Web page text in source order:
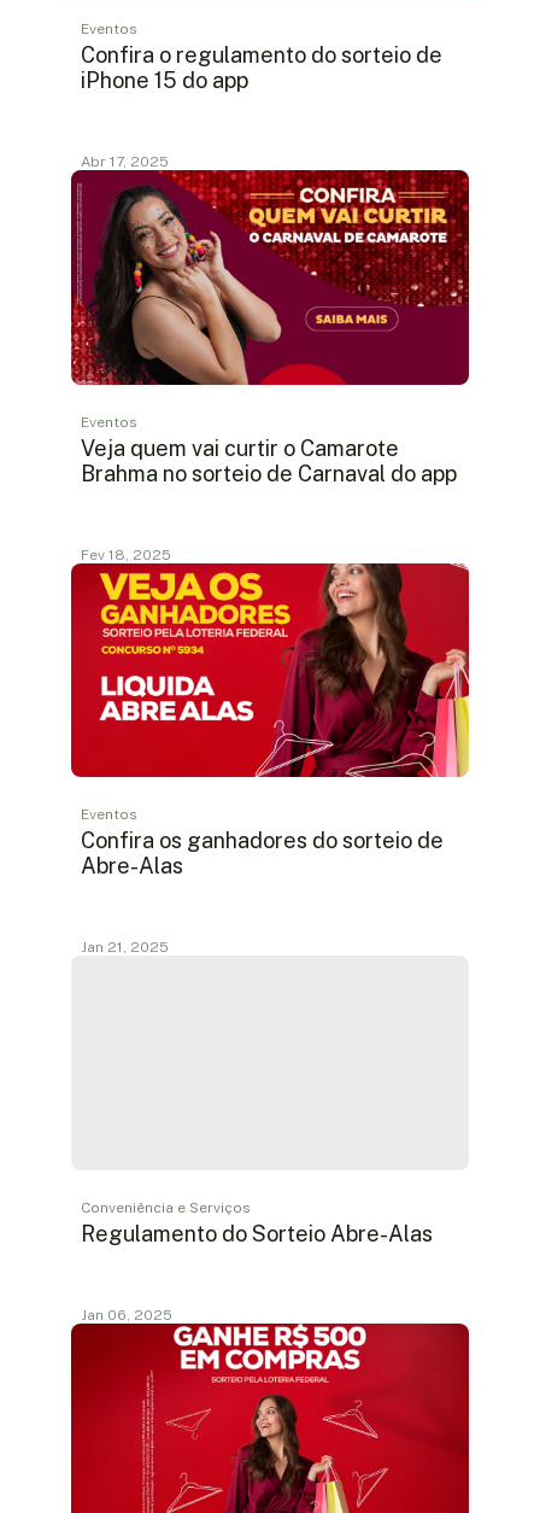
Eventos
Confira o regulamento do sorteio de
iPhone 15 do app
Abr 17, 2025
Eventos
Veja quem vai curtir o Camarote
Brahma no sorteio de Carnaval do app
Fev 18, 2025
Eventos
Confira os ganhadores do sorteio de
Abre-Alas
Jan 21, 2025
Conveniência e Serviços
Regulamento do Sorteio Abre-Alas
Jan 06, 2025